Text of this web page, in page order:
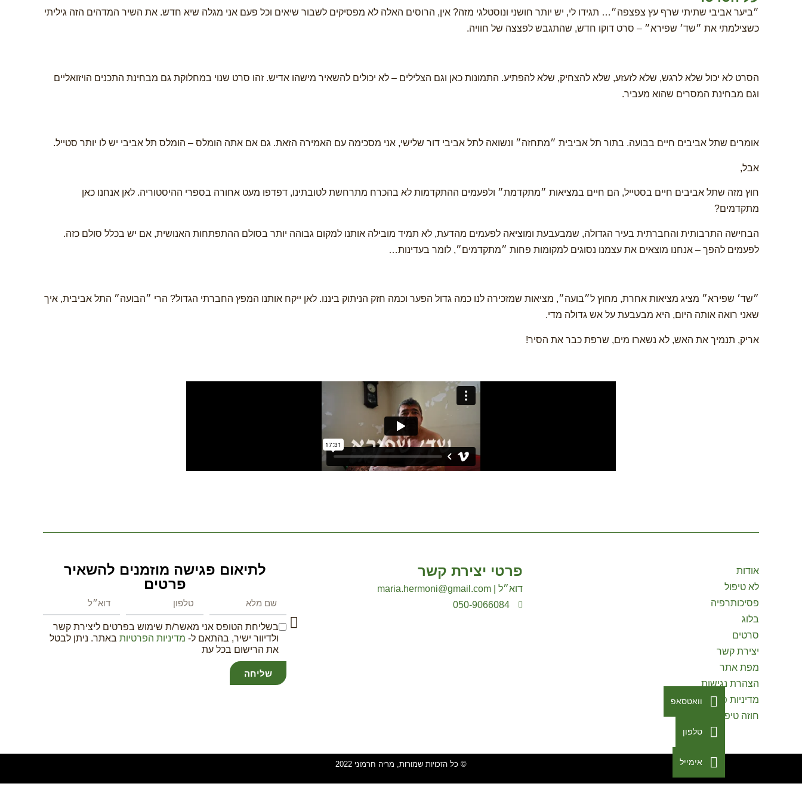
״ביער אביבי שתיתי שרף עץ צפצפה״… תגידו לי, יש יותר חושני ונוסטלגי מזה? אין, הרוסים האלה לא מפסיקים לשבור שיאים וכל פעם אני מגלה שיא חדש. את השיר המדהים הזה גיליתי
כשצילמתי את ״שד׳ שפירא״ – סרט דוקו חדש, שהתגבש לפצצה של חוויה.
הסרט לא יכול שלא לרגש, שלא לזעזע, שלא להצחיק, שלא להפתיע. התמונות כאן וגם הצלילים – לא יכולים להשאיר מישהו אדיש. זהו סרט שנוי במחלוקת גם מבחינת התכנים הויזואליים
וגם מבחינת המסרים שהוא מעביר.
אומרים שתל אביבים חיים בבועה. בתור תל אביבית ״מתחזה״ ונשואה לתל אביבי דור שלישי, אני מסכימה עם האמירה הזאת. גם אם אתה הומלס – הומלס תל אביבי יש לו יותר סטייל.
אבל,
חוץ מזה שתל אביבים חיים בסטייל, הם חיים במציאות ״מתקדמת״ ולפעמים ההתקדמות לא בהכרח מתרחשת לטובתינו, דפדפו מעט אחורה בספרי ההיסטוריה. לאן אנחנו כאן
מתקדמים?
הבחישה התרבותית והחברתית בעיר הגדולה, שמבעבעת ומוציאה לפעמים מהדעת, לא תמיד מובילה אותנו למקום גבוהה יותר בסולם ההתפתחות האנושית, אם יש בכלל סולם כזה.
לפעמים להפך – אנחנו מוצאים את עצמנו נסוגים למקומות פחות ״מתקדמים״, לומר בעדינות…
״שד׳ שפירא״ מציג מציאות אחרת, מחוץ ל״בועה״, מציאות שמזכירה לנו כמה גדול הפער וכמה חזק הניתוק ביננו. לאן ייקח אותנו המפץ החברתי הגדול? הרי ״הבועה״ התל אביבית, איך
שאני רואה אותה היום, היא מבעבעת על אש גדולה מדי.
אריק, תנמיך את האש, לא נשארו מים, שרפת כבר את הסיר!
אודות
לא טיפול
פסיכותרפיה
בלוג
סרטים
יצירת קשר
מפת אתר
הצהרת נגישות
מדיניות פרטיות
חוזה טיפולי
פרטי יצירת קשר
דוא״ל | maria.hermoni@gmail.com
050-9066084
לתיאום פגישה מוזמנים להשאיר
פרטים
בשליחת הטופס אני מאשר/ת שימוש בפרטים ליצירת קשר
ולדיוור ישיר, בהתאם ל- מדיניות הפרטיות באתר. ניתן לבטל
את הרישום בכל עת
שליחה
© כל הזכויות שמורות, מריה חרמוני 2022
וואטסאפ
טלפון
אימייל